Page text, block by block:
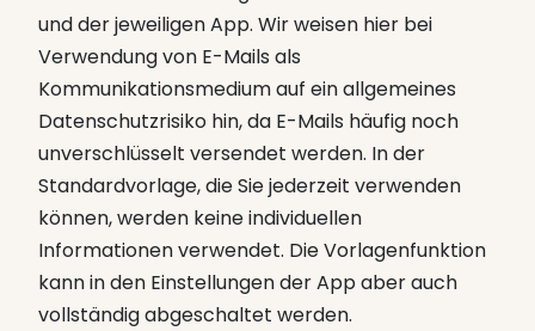
und der jeweiligen App. Wir weisen hier bei
Verwendung von E-Mails als
Kommunikationsmedium auf ein allgemeines
Datenschutzrisiko hin, da E-Mails häufig noch
unverschlüsselt versendet werden. In der
Standardvorlage, die Sie jederzeit verwenden
können, werden keine individuellen
Informationen verwendet. Die Vorlagenfunktion
kann in den Einstellungen der App aber auch
vollständig abgeschaltet werden.